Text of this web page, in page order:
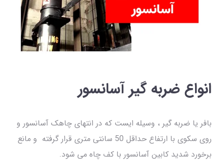
انواع ضربه گیر آسانسور
بافر یا ضربه گیر ، وسیله ایست که در انتهای چاهک آسانسور و
روی سکوی با ارتفاع حداقل 50 سانتی متری قرار گرفته و مانع
برخورد شدید کابین آسانسور با کف چاه می شود.